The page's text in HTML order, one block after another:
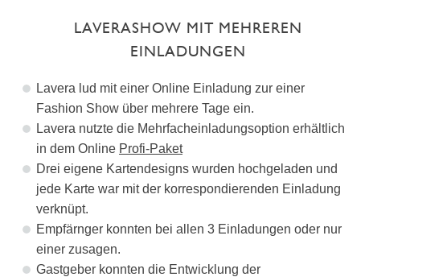
LAVERASHOW MIT MEHREREN
EINLADUNGEN
Lavera lud mit einer Online Einladung zur einer
Fashion Show über mehrere Tage ein.
Lavera nutzte die Mehrfacheinladungsoption erhältlich
in dem Online Profi-Paket
Drei eigene Kartendesigns wurden hochgeladen und
jede Karte war mit der korrespondierenden Einladung
verknüpt.
Empfärnger konnten bei allen 3 Einladungen oder nur
einer zusagen.
Gastgeber konnten die Entwicklung der